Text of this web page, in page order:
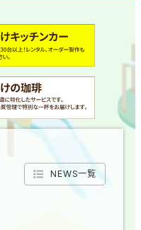
NEWS一覧